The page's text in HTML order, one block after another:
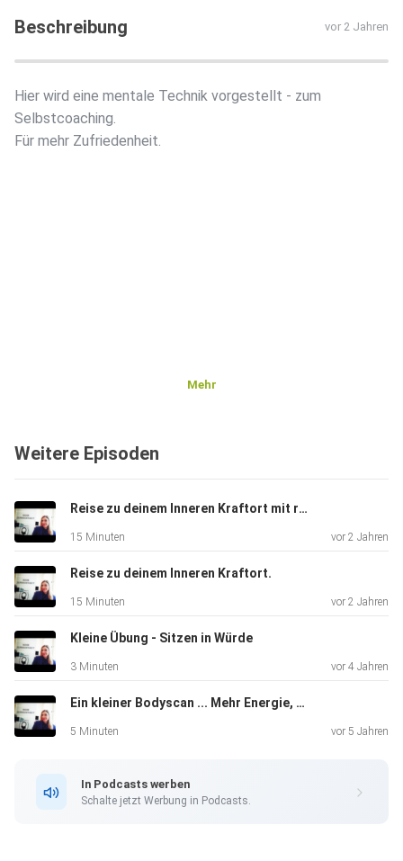
Beschreibung vor 2 Jahren
Hier wird eine mentale Technik vorgestellt - zum
Selbstcoaching.
Für mehr Zufriedenheit.
Mehr
Weitere Episoden
Reise zu deinem Inneren Kraftort mit ruhiger Hintergrundmusik
15 Minuten vor 2 Jahren
Reise zu deinem Inneren Kraftort.
15 Minuten vor 2 Jahren
Kleine Übung - Sitzen in Würde
3 Minuten vor 4 Jahren
Ein kleiner Bodyscan ... Mehr Energie, mehr (gute Lebens-)Zeit. Mehr Zufriedenheit
5 Minuten vor 5 Jahren
In Podcasts werben
Schalte jetzt Werbung in Podcasts.